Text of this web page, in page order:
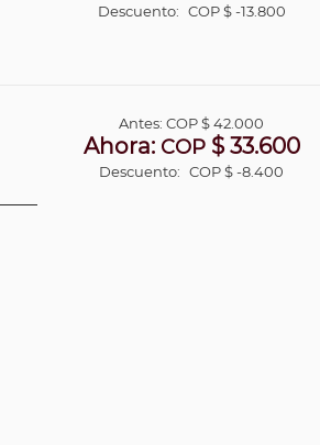
Descuento: COP $ -13.800
Antes:COP$ 42.000
Ahora: COP$ 33.600
Descuento: COP $ -8.400